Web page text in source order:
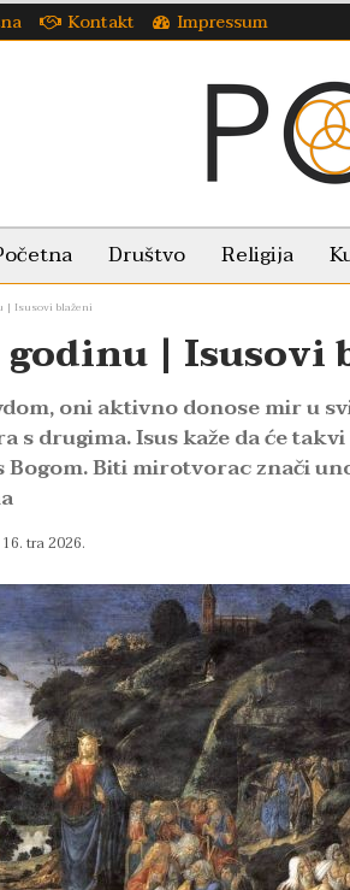
Kontakt Impressum
Društvo Religija
| Isusovi blaženi
| Isusovi
oni aktivno donose mir u
drugima. Isus kaže da će
Biti mirotvorac znači
16. tra 2026.